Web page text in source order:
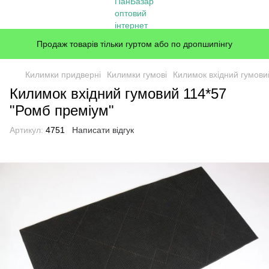
Продаж товарів тільки гуртом або по дропшипінгу
Килимки придверні Килимки гумові Килимок вхідний
Килимок вхідний гумовий 114*57
"Ромб преміум"
Артикул: 4751 Написати відгук